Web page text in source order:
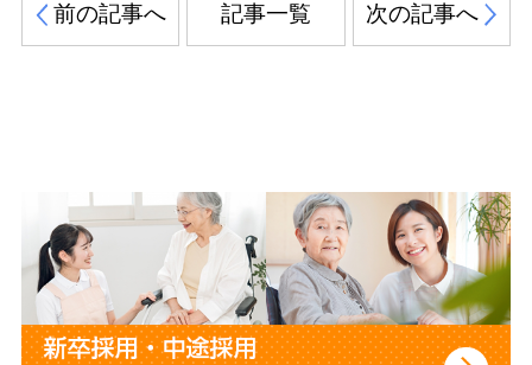
前の記事へ 次の記事へ
記事一覧